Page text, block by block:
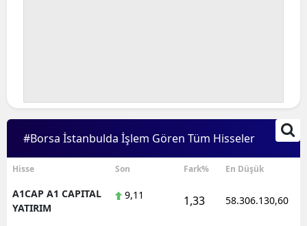
#Borsa İstanbulda İşlem Gören Tüm Hisseler
Hisse Son Fark% En Düşük
A1CAP A1 CAPITAL
YATIRIM
9,11 1,33 58.306.130,60